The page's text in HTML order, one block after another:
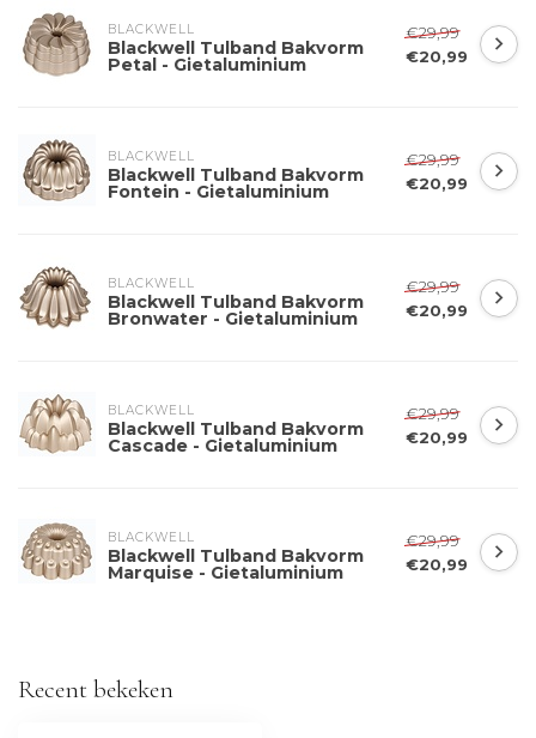
BLACKWELL
Blackwell Tulband Bakvorm
Petal - Gietaluminium
€29,99
€20,99
BLACKWELL
Blackwell Tulband Bakvorm
Fontein - Gietaluminium
€29,99
€20,99
BLACKWELL
Blackwell Tulband Bakvorm
Bronwater - Gietaluminium
€29,99
€20,99
BLACKWELL
Blackwell Tulband Bakvorm
Cascade - Gietaluminium
€29,99
€20,99
BLACKWELL
Blackwell Tulband Bakvorm
Marquise - Gietaluminium
€29,99
€20,99
Recent bekeken